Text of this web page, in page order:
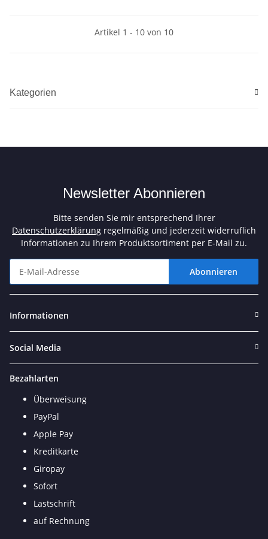
Artikel 1 - 10 von 10
Kategorien
Newsletter Abonnieren
Bitte senden Sie mir entsprechend Ihrer
Datenschutzerklärung regelmäßig und jederzeit widerruflich
Informationen zu Ihrem Produktsortiment per E-Mail zu.
Abonnieren
Informationen
Social Media
Bezahlarten
Überweisung
PayPal
Apple Pay
Kreditkarte
Giropay
Sofort
Lastschrift
auf Rechnung